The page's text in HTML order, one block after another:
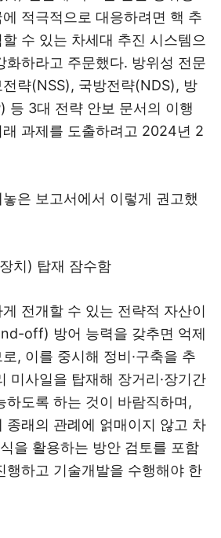
적극적으로 대응하려면 핵 추
수 있는 차세대 추진 시스템으
화하라고 주문했다. 방위성 전문
략(NSS), 국방전략(NDS), 방
등 3대 전략 안보 문서의 이행
과제를 도출하려고 2024년 2
은 보고서에서 이렇게 권고했
치) 탑재 잠수함
게 전개할 수 있는 전략적 자산이
off) 방어 능력을 갖추면 억제
, 이를 중시해 정비·구축을 추
미사일을 탑재해 장거리·장기간
하도록 하는 것이 바람직하며,
종래의 관례에 얽매이지 않고 차
을 활용하는 방안 검토를 포함
행하고 기술개발을 수행해야 한